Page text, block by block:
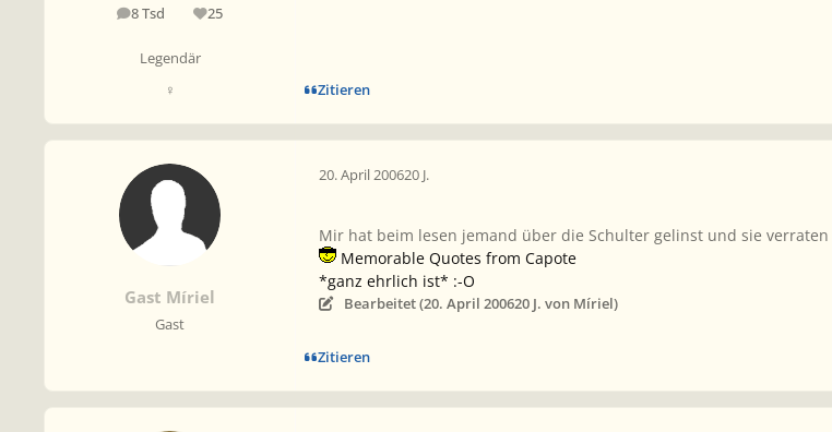
8 Tsd
Beiträge 25
Reputation
Legendär
♀
Zitieren
Gast Míriel
Gast
20. April 200620 J.
Mir hat beim lesen jemand über die Schulter gelinst und sie verraten
Memorable Quotes from Capote
*ganz ehrlich ist* :-O
Bearbeitet (20. April 200620 J. von Míriel)
Zitieren